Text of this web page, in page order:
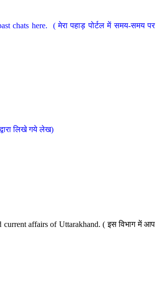
chats here. ( मेरा पहाड़ पोर्टल में समय-समय पर
लिखे गये लेख)
affairs of Uttarakhand. ( इस विभाग में आप